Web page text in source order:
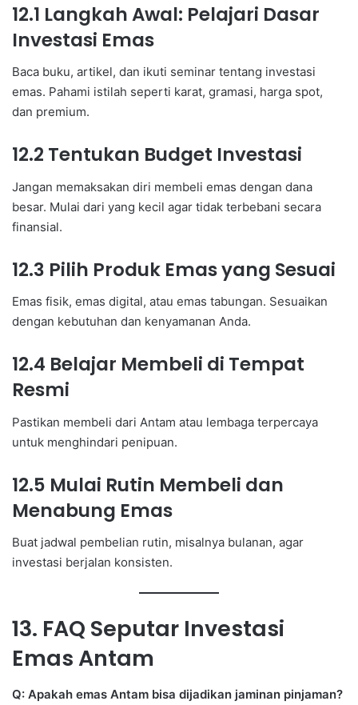
12.1 Langkah Awal: Pelajari Dasar
Investasi Emas
Baca buku, artikel, dan ikuti seminar tentang investasi
emas. Pahami istilah seperti karat, gramasi, harga spot,
dan premium.
12.2 Tentukan Budget Investasi
Jangan memaksakan diri membeli emas dengan dana
besar. Mulai dari yang kecil agar tidak terbebani secara
finansial.
12.3 Pilih Produk Emas yang Sesuai
Emas fisik, emas digital, atau emas tabungan. Sesuaikan
dengan kebutuhan dan kenyamanan Anda.
12.4 Belajar Membeli di Tempat
Resmi
Pastikan membeli dari Antam atau lembaga terpercaya
untuk menghindari penipuan.
12.5 Mulai Rutin Membeli dan
Menabung Emas
Buat jadwal pembelian rutin, misalnya bulanan, agar
investasi berjalan konsisten.
13. FAQ Seputar Investasi
Emas Antam
Q: Apakah emas Antam bisa dijadikan jaminan pinjaman?